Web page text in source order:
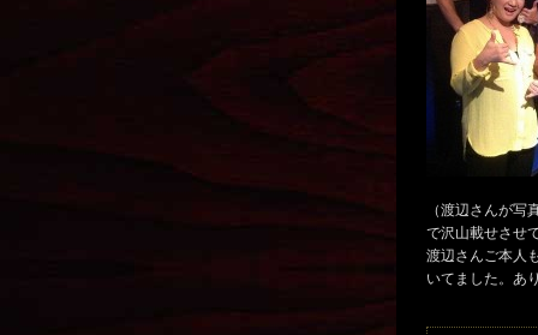
（渡辺さんが写
で沢山載せさせ
渡辺さんご本人
いてました。あ